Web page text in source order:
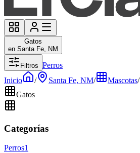
Gatos
en Santa Fe, NM
Filtros Perros
Inicio
/ Santa Fe, NM/ Mascotas/
Gatos
Categorías
Perros1